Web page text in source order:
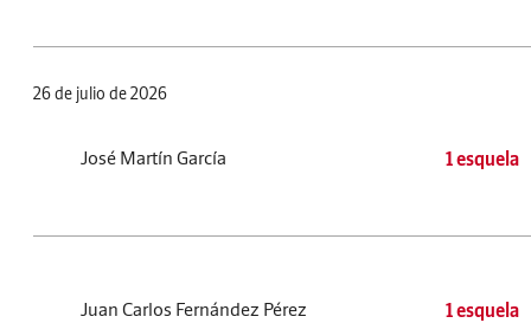
26 de julio de 2026
José Martín García 1 esquela
Juan Carlos Fernández Pérez 1 esquela